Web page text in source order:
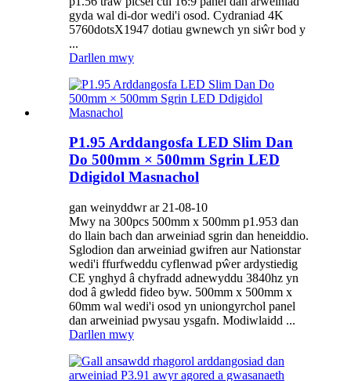
gyda wal di-dor wedi'i osod. Cydraniad 4K
5760dotsX1947 dotiau gwnewch yn siŵr bod y
...
Darllen mwy
P1.95 Arddangosfa LED Slim Dan
Do 500mm × 500mm Sgrin LED
Ddigidol Masnachol
gan weinyddwr ar 21-08-10
Mwy na 300pcs 500mm x 500mm p1.953 dan
do llain bach dan arweiniad sgrin dan heneiddio.
Sglodion dan arweiniad gwifren aur Nationstar
wedi'i ffurfweddu cyflenwad pŵer ardystiedig
CE ynghyd â chyfradd adnewyddu 3840hz yn
dod â gwledd fideo byw. 500mm x 500mm x
60mm wal wedi'i osod yn uniongyrchol panel
dan arweiniad pwysau ysgafn. Modiwlaidd ...
Darllen mwy